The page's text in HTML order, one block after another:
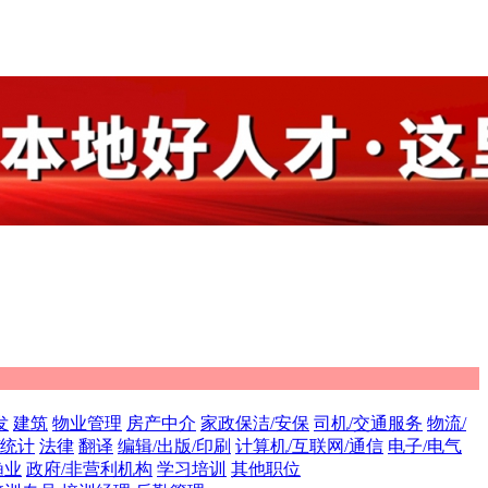
建筑 物业管理 房产中介 家政保洁/安保 司机/交通服务 物流/
计 法律 翻译 编辑/出版/印刷 计算机/互联网/通信 电子/电气
业 政府/非营利机构 学习培训 其他职位